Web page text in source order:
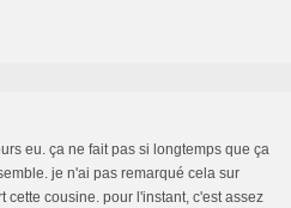
eu. ça ne fait pas si longtemps que ça
je n'ai pas remarqué cela sur
cousine. pour l'instant, c'est assez